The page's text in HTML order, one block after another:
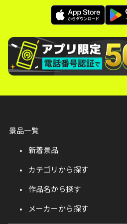
景品一覧
新着景品
カテゴリから探す
作品名から探す
メーカーから探す